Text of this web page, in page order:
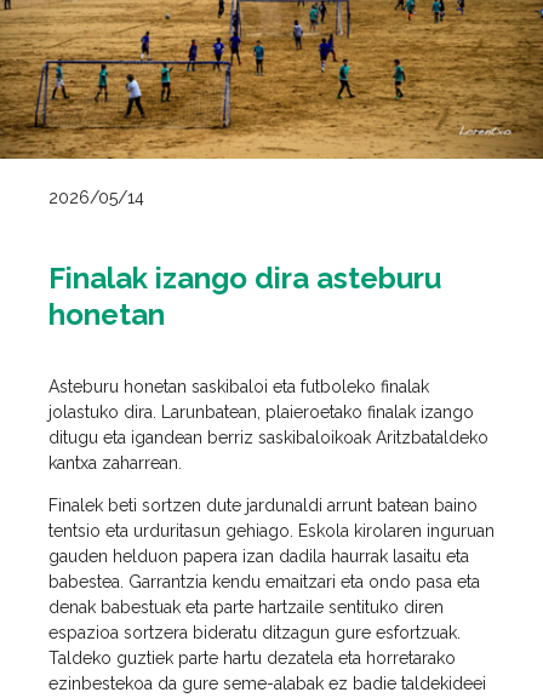
2026/05/14
Finalak izango dira asteburu
honetan
Asteburu honetan saskibaloi eta futboleko finalak
jolastuko dira. Larunbatean, plaieroetako finalak izango
ditugu eta igandean berriz saskibaloikoak Aritzbataldeko
kantxa zaharrean.
Finalek beti sortzen dute jardunaldi arrunt batean baino
tentsio eta urduritasun gehiago. Eskola kirolaren inguruan
gauden helduon papera izan dadila haurrak lasaitu eta
babestea. Garrantzia kendu emaitzari eta ondo pasa eta
denak babestuak eta parte hartzaile sentituko diren
espazioa sortzera bideratu ditzagun gure esfortzuak.
Taldeko guztiek parte hartu dezatela eta horretarako
ezinbestekoa da gure seme-alabak ez badie taldekideei